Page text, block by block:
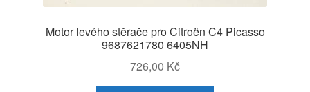
Motor levého stěrače pro Citroën C4 Picasso
9687621780 6405NH
726,00 Kč